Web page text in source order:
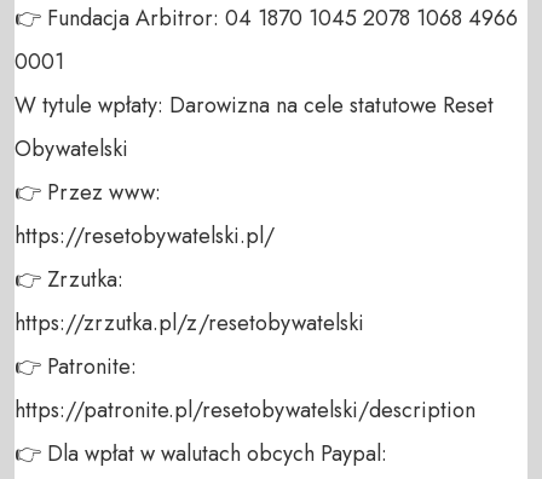
👉 Fundacja Arbitror: 04 1870 1045 2078 1068 4966
0001
W tytule wpłaty: Darowizna na cele statutowe Reset
Obywatelski
👉 Przez www:
https://resetobywatelski.pl/
👉 Zrzutka:
https://zrzutka.pl/z/resetobywatelski
👉 Patronite:
https://patronite.pl/resetobywatelski/description
👉 Dla wpłat w walutach obcych Paypal: